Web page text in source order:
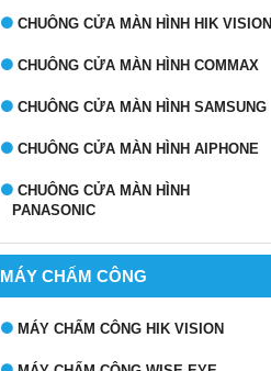
CHUÔNG CỬA MÀN HÌNH HIK VISION
CHUÔNG CỬA MÀN HÌNH COMMAX
CHUÔNG CỬA MÀN HÌNH SAMSUNG
CHUÔNG CỬA MÀN HÌNH AIPHONE
CHUÔNG CỬA MÀN HÌNH
PANASONIC
MÁY CHẤM CÔNG
MÁY CHẤM CÔNG HIK VISION